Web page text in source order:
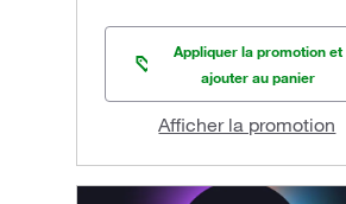
Appliquer la promotion et
ajouter au panier
Afficher la promotion